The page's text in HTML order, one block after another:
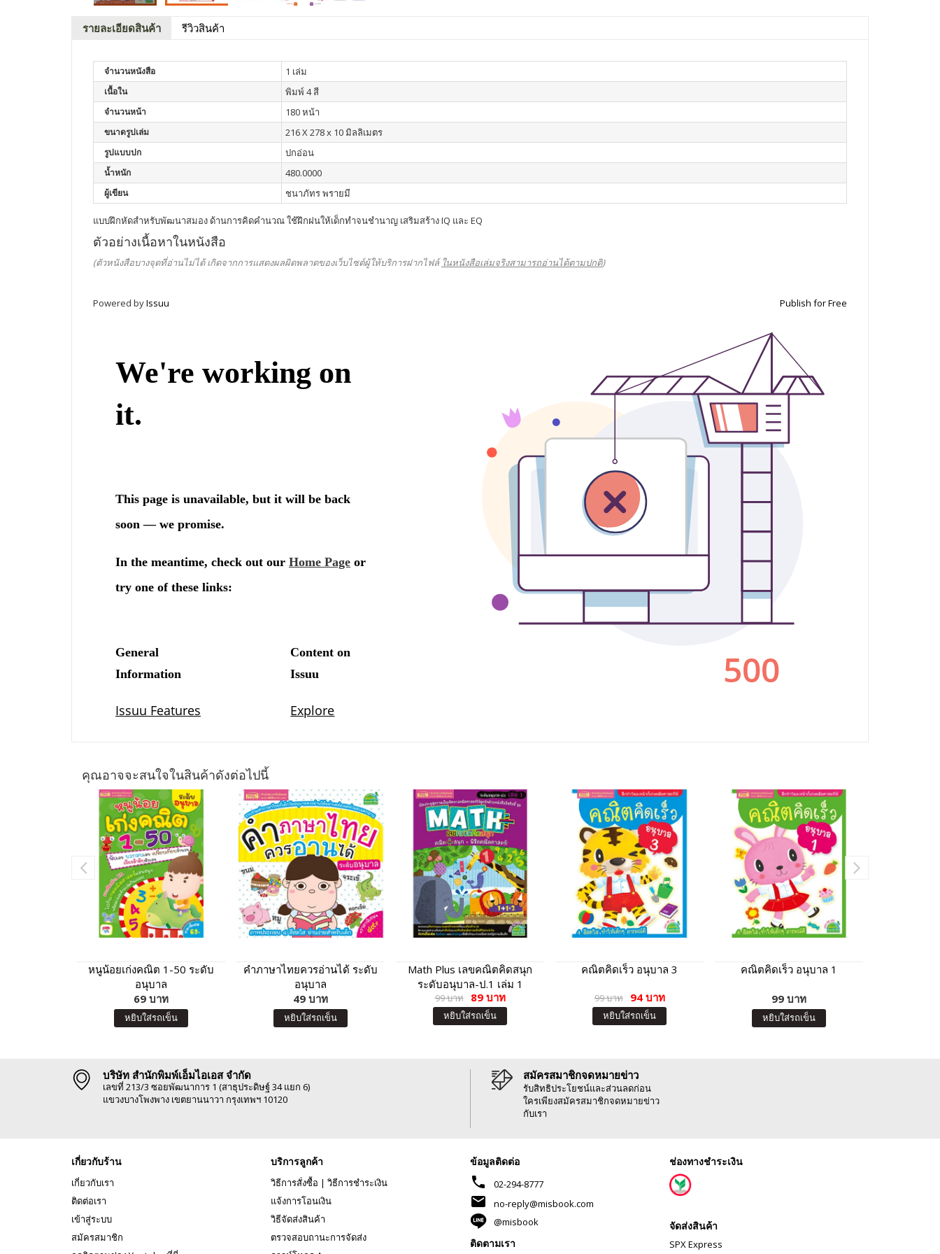
รายละเอียดสินค้า รีวิวสินค้า
จำนวนหนังสือ 1 เล่ม
เนื้อใน พิมพ์ 4 สี
จำนวนหน้า 180 หน้า
ขนาดรูปเล่ม 216 X 278 x 10 มิลลิเมตร
รูปแบบปก ปกอ่อน
น้ำหนัก 480.0000
ผู้เขียน ชนาภัทร พรายมี
แบบฝึกหัดสำหรับพัฒนาสมอง ด้านการคิดคำนวณ ใช้ฝึกฝนให้เด็กทำจนชำนาญ เสริมสร้าง IQ และ EQ
ตัวอย่างเนื้อหาในหนังสือ
(ตัวหนังสือบางจุดที่อ่านไม่ได้ เกิดจากการแสดงผลผิดพลาดของเว็บไซต์ผู้ให้บริการฝากไฟล์ ในหนังสือเล่มจริงสามารถอ่านได้ตามปกติ)
Powered byIssuu Publish for Free
คุณอาจจะสนใจในสินค้าดังต่อไปนี้
หนูน้อยเก่งคณิต 1-50 ระดับ
อนุบาล
69 บาท
หยิบใส่รถเข็น
คำภาษาไทยควรอ่านได้ ระดับ
อนุบาล
49 บาท
หยิบใส่รถเข็น
Math Plus เลขคณิตคิดสนุก
ระดับอนุบาล-ป.1 เล่ม 1
99 บาท 89 บาท
หยิบใส่รถเข็น
คณิตคิดเร็ว อนุบาล 3
99 บาท 94 บาท
หยิบใส่รถเข็น
คณิตคิดเร็ว อนุบาล 1
99 บาท
หยิบใส่รถเข็น
บริษัท สำนักพิมพ์เอ็มไอเอส จำกัด
เลขที่ 213/3 ซอยพัฒนาการ 1 (สาธุประดิษฐ์ 34 แยก 6)
แขวงบางโพงพาง เขตยานนาวา กรุงเทพฯ 10120
สมัครสมาชิกจดหมายข่าว
รับสิทธิประโยชน์และส่วนลดก่อน
ใครเพียงสมัครสมาชิกจดหมายข่าว
กับเรา
เกี่ยวกับร้าน
เกี่ยวกับเรา
ติดต่อเรา
เข้าสู่ระบบ
สมัครสมาชิก
บริการลูกค้า
วิธีการสั่งซื้อ | วิธีการชำระเงิน
แจ้งการโอนเงิน
วิธีจัดส่งสินค้า
ตรวจสอบถานะการจัดส่ง
ข้อมูลติดต่อ
phone 02-294-8777
mail
no-reply@misbook.com
@misbook
ติดตามเรา
ช่องทางชำระเงิน
จัดส่งสินค้า
SPX Express